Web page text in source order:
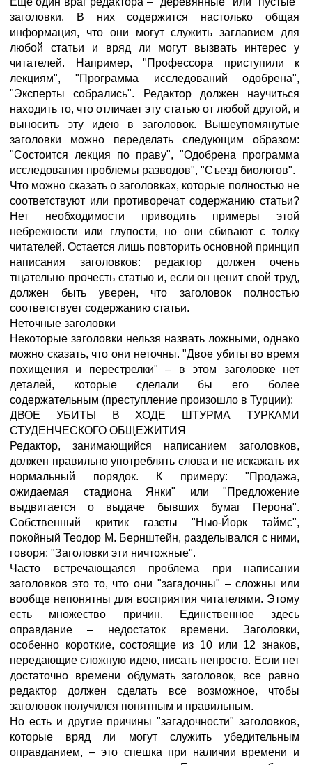
заголовки. В них содержится настолько общая
информация, что они могут служить заглавием для
любой статьи и вряд ли могут вызвать интерес у
читателей. Например, "Профессора приступили к
лекциям", "Программа исследований одобрена",
"Эксперты собрались". Редактор должен научиться
находить то, что отличает эту статью от любой другой, и
выносить эту идею в заголовок. Вышеупомянутые
заголовки можно переделать следующим образом:
"Состоится лекция по праву", "Одобрена программа
исследования проблемы разводов", "Съезд биологов".
Что можно сказать о заголовках, которые полностью не
соответствуют или противоречат содержанию статьи?
Нет необходимости приводить примеры этой
небрежности или глупости, но они сбивают с толку
читателей. Остается лишь повторить основной принцип
написания заголовков: редактор должен очень
тщательно прочесть статью и, если он ценит свой труд,
должен быть уверен, что заголовок полностью
соответствует содержанию статьи.
Неточные заголовки
Некоторые заголовки нельзя назвать ложными, однако
можно сказать, что они неточны. "Двое убиты во время
похищения и перестрелки" – в этом заголовке нет
деталей, которые сделали бы его более
содержательным (преступление произошло в Турции):
ДВОЕ УБИТЫ В ХОДЕ ШТУРМА ТУРКАМИ
СТУДЕНЧЕСКОГО ОБЩЕЖИТИЯ
Редактор, занимающийся написанием заголовков,
должен правильно употреблять слова и не искажать их
нормальный порядок. К примеру: "Продажа,
ожидаемая стадиона Янки" или "Предложение
выдвигается о выдаче бывших бумаг Перона".
Собственный критик газеты "Нью-Йорк таймс",
покойный Теодор М. Бернштейн, разделывался с ними,
говоря: "Заголовки эти ничтожные".
Часто встречающаяся проблема при написании
заголовков это то, что они "загадочны" – сложны или
вообще непонятны для восприятия читателями. Этому
есть множество причин. Единственное здесь
оправдание – недостаток времени. Заголовки,
особенно короткие, состоящие из 10 или 12 знаков,
передающие сложную идею, писать непросто. Если нет
достаточно времени обдумать заголовок, все равно
редактор должен сделать все возможное, чтобы
заголовок получился понятным и правильным.
Но есть и другие причины "загадочности" заголовков,
которые вряд ли могут служить убедительным
оправданием, – это спешка при наличии времени и